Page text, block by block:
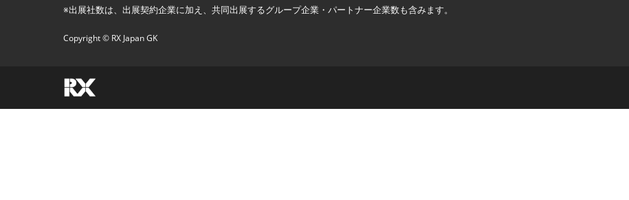
※出展社数は、出展契約企業に加え、共同出展するグループ企業・パートナー企業数も含みます。
Copyright © RX Japan GK